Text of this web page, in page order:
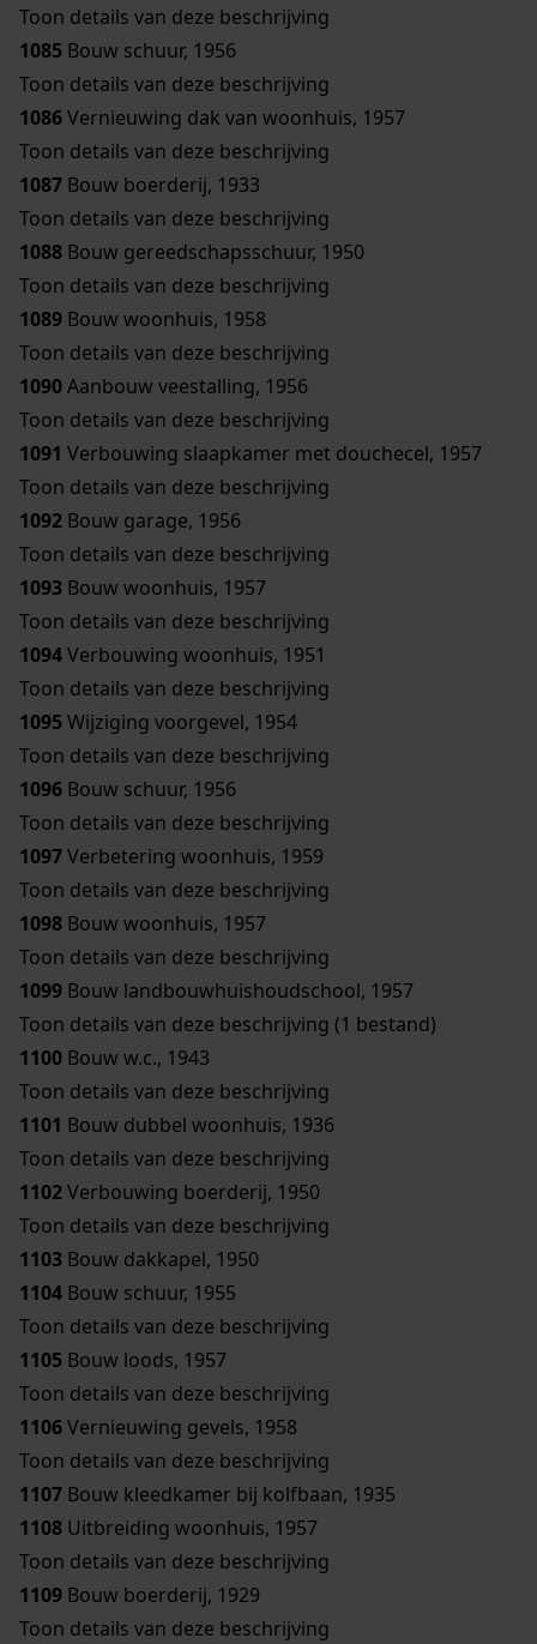
Toon details van deze beschrijving
1085 Bouw schuur, 1956
Toon details van deze beschrijving
1086Vernieuwing dak van woonhuis, 1957
Toon details van deze beschrijving
1087 Bouw boerderij, 1933
Toon details van deze beschrijving
1088 Bouw gereedschapsschuur, 1950
Toon details van deze beschrijving
1089 Bouw woonhuis, 1958
Toon details van deze beschrijving
1090Aanbouw veestalling, 1956
Toon details van deze beschrijving
1091 Verbouwing slaapkamer met douchecel, 1957
Toon details van deze beschrijving
1092 Bouw garage, 1956
Toon details van deze beschrijving
1093 Bouw woonhuis, 1957
Toon details van deze beschrijving
1094Verbouwing woonhuis, 1951
Toon details van deze beschrijving
1095Wijziging voorgevel, 1954
Toon details van deze beschrijving
1096 Bouw schuur, 1956
Toon details van deze beschrijving
1097Verbetering woonhuis, 1959
Toon details van deze beschrijving
1098 Bouw woonhuis, 1957
Toon details van deze beschrijving
1099 Bouw landbouwhuishoudschool, 1957
Toon details van deze beschrijving (1 bestand)
1100 Bouw w.c., 1943
Toon details van deze beschrijving
1101 Bouw dubbel woonhuis, 1936
Toon details van deze beschrijving
1102Verbouwing boerderij, 1950
Toon details van deze beschrijving
1103 Bouw dakkapel, 1950
1104 Bouw schuur, 1955
Toon details van deze beschrijving
1105 Bouw loods, 1957
Toon details van deze beschrijving
1106Vernieuwing gevels, 1958
Toon details van deze beschrijving
1107 Bouw kleedkamer bij kolfbaan, 1935
1108 Uitbreiding woonhuis, 1957
Toon details van deze beschrijving
1109 Bouw boerderij, 1929
Toon details van deze beschrijving